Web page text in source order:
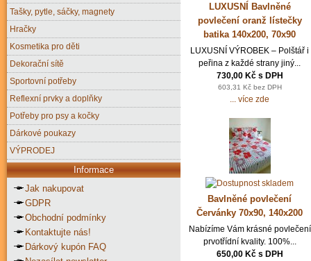
LUXUSNÍ Bavlněné
povlečení oranž lístečky
batika 140x200, 70x90
LUXUSNÍ VÝROBEK – Polštář i
peřina z každé strany jiný...
730,00 Kč s DPH
603,31 Kč bez DPH
... více zde
Bavlněné povlečení
Červánky 70x90, 140x200
Nabízíme Vám krásné povlečení
prvotřídní kvality. 100%...
650,00 Kč s DPH
Tašky, pytle, sáčky, magnety
Hračky
Kosmetika pro děti
Dekorační sítě
Sportovní potřeby
Reflexní prvky a doplňky
Potřeby pro psy a kočky
Dárkové poukazy
VÝPRODEJ
Informace
Jak nakupovat
GDPR
Obchodní podmínky
Kontaktujte nás!
Dárkový kupón FAQ